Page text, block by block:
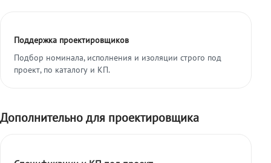
Поддержка проектировщиков
Подбор номинала, исполнения и изоляции строго под
проект, по каталогу и КП.
Дополнительно для проектировщика